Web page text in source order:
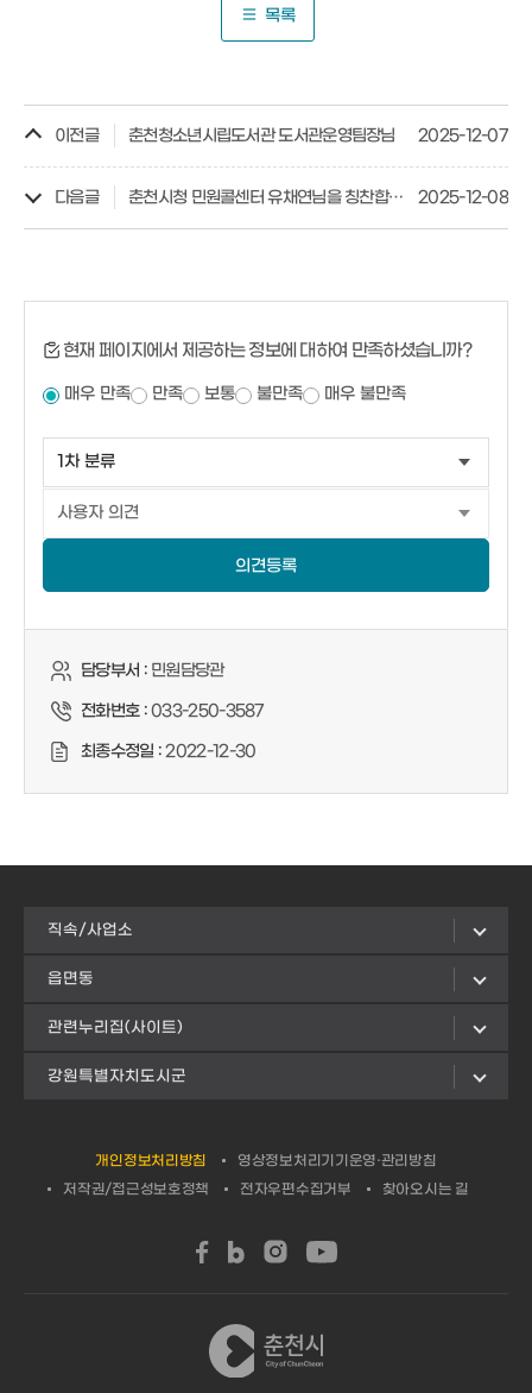
목록
이전글 춘천청소년시립도서관 도서관운영팀장님 2025-12-07
다음글 춘천시청 민원콜센터 유채연님을 칭찬합니다 2025-12-08
현재 페이지에서 제공하는 정보에 대하여 만족하셨습니까?
매우 만족 만족 보통 불만족 매우 불만족
의견등록
담당부서 :민원담당관
전화번호 :033-250-3587
최종수정일 :2022-12-30
직속/사업소
읍면동
관련누리집(사이트)
강원특별자치도시군
개인정보처리방침
영상정보처리기기운영·관리방침
저작권/접근성보호정책
전자우편수집거부 찾아오시는 길